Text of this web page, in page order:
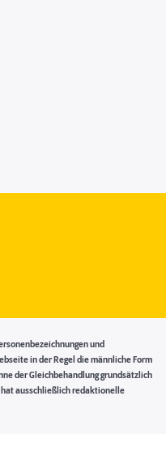
und
in der Regel die männliche Form
der Gleichbehandlung grundsätzlich
ausschließlich redaktionelle